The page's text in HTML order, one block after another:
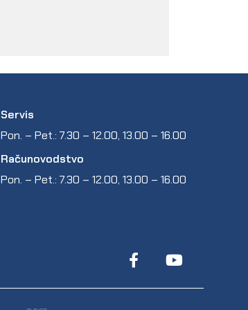
Servis
Pon. – Pet.: 7.30 – 12.00, 13.00 – 16.00
Računovodstvo
Pon. – Pet.: 7.30 – 12.00, 13.00 – 16.00